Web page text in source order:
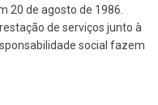
20 de agosto de 1986.
de serviços junto à
social fazem